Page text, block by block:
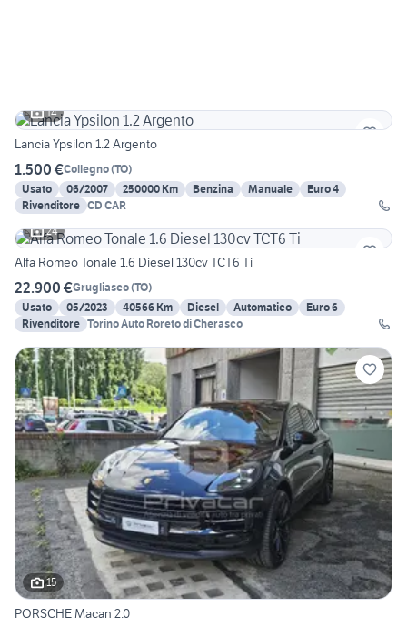
14
Lancia Ypsilon 1.2 Argento
1.500 €Collegno(TO)
Usato
06/2007 250000 Km Benzina Manuale
Euro 4
Rivenditore CD CAR
24
Alfa Romeo Tonale 1.6 Diesel 130cv TCT6 Ti
22.900 €Grugliasco(TO)
Usato
05/2023 40566 Km Diesel Automatico
Euro 6
Rivenditore Torino Auto Roreto di Cherasco
15
PORSCHE Macan 2.0